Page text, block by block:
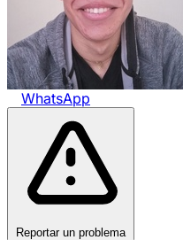
WhatsApp
Reportar un problema